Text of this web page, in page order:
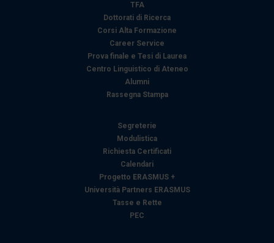
TFA
Dottorati di Ricerca
Corsi Alta Formazione
Career Service
Prova finale e Tesi di Laurea
Centro Linguistico di Ateneo
Alumni
Rassegna Stampa
Segreterie
Modulistica
Richiesta Certificati
Calendari
Progetto ERASMUS +
Università Partners ERASMUS
Tasse e Rette
PEC